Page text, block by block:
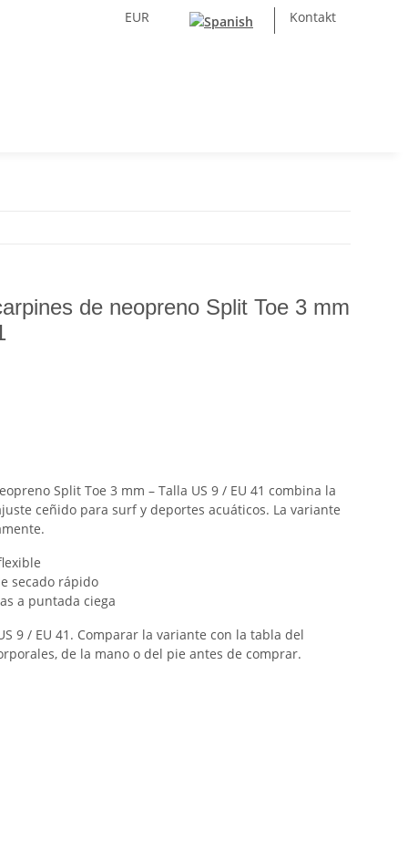
EUR Kontakt
de neopreno Split Toe 3 mm
Split Toe 3 mm – Talla US 9 / EU 41 combina la
ceñido para surf y deportes acuáticos. La variante
secado rápido
a puntada ciega
9 / EU 41. Comparar la variante con la tabla del
de la mano o del pie antes de comprar.